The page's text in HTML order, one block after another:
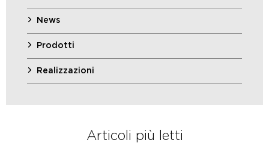
News
Prodotti
Realizzazioni
Articoli più letti